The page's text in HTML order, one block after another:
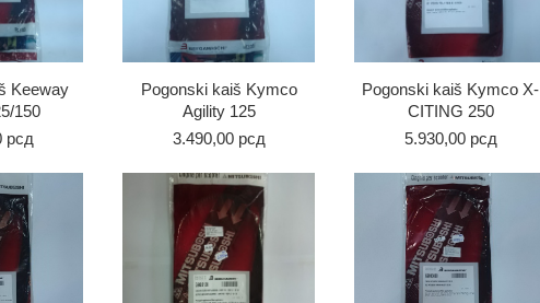
Keeway
150
рсд
Pogonski kaiš Kymco
Agility 125
3.490,00 рсд
Pogonski kaiš Kymco X-
CITING 250
5.930,00 рсд